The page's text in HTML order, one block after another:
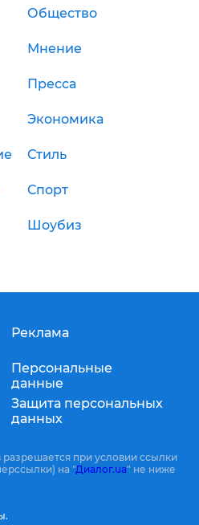
Общество
Мнение
Пресса
Экономика
Стиль
Спорт
Шоубиз
Реклама
Персональные
данные
Защита персональных
данных
при условии ссылки
на "Диалог.ua" не ниже